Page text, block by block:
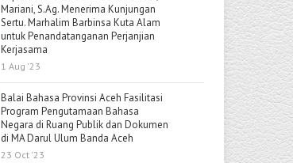
Mariani, S.Ag. Menerima Kunjungan
Sertu. Marhalim Barbinsa Kuta Alam
untuk Penandatanganan Perjanjian
Kerjasama
1 Aug '23
Balai Bahasa Provinsi Aceh Fasilitasi
Program Pengutamaan Bahasa
Negara di Ruang Publik dan Dokumen
di MA Darul Ulum Banda Aceh
23 Oct '23